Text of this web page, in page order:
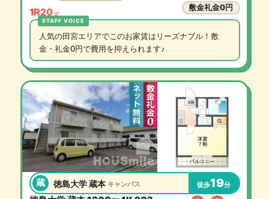
1R20㎡
敷金礼金0円
人気の田宮エリアでこのお家賃はリーズナブル！敷
金・礼金0円で費用を抑えられます♪
蔵 徳島大学 蔵本 キャンパス 徒歩19分